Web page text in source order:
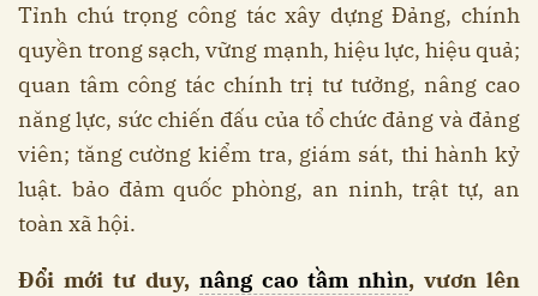
Tỉnh chú trọng công tác xây dựng Đảng, chính
quyền trong sạch, vững mạnh, hiệu lực, hiệu quả;
quan tâm công tác chính trị tư tưởng, nâng cao
năng lực, sức chiến đấu của tổ chức đảng và đảng
viên; tăng cường kiểm tra, giám sát, thi hành kỷ
luật. bảo đảm quốc phòng, an ninh, trật tự, an
toàn xã hội.
Đổi mới tư duy, nâng cao tầm nhìn, vươn lên